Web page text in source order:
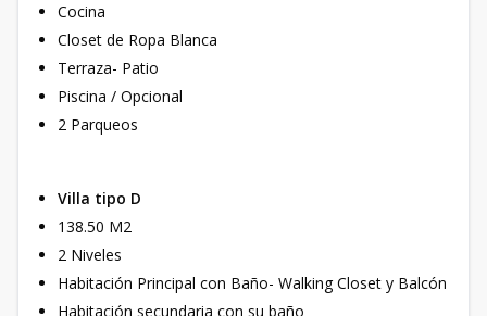
Cocina
Closet de Ropa Blanca
Terraza- Patio
Piscina / Opcional
2 Parqueos
Villa tipo D
138.50 M2
2 Niveles
Habitación Principal con Baño- Walking Closet y Balcón
Habitación secundaria con su baño